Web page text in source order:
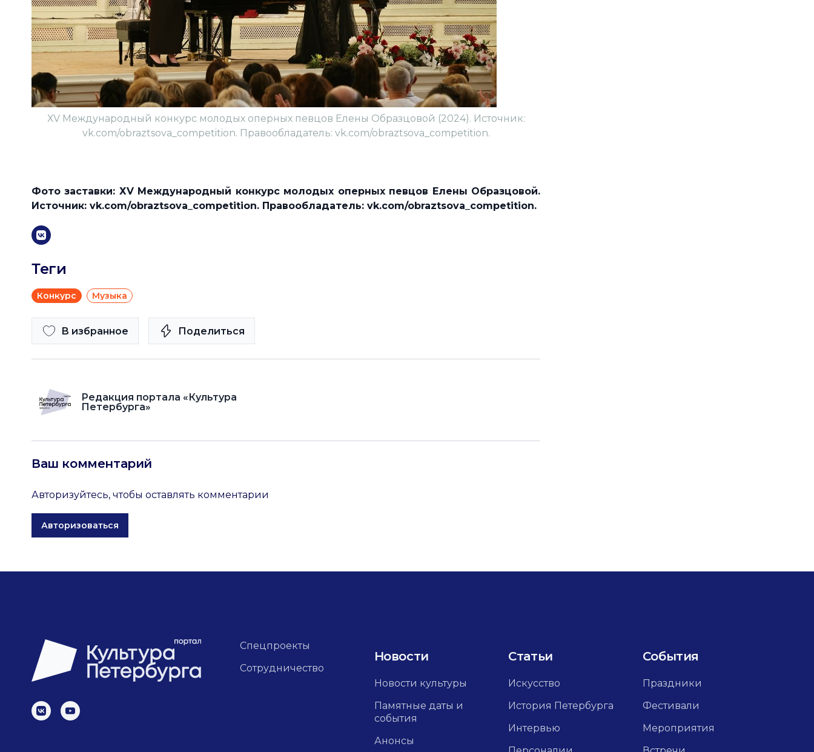
ХV Международный конкурс молодых оперных певцов Елены Образцовой (2024). Источник:
vk.com/obraztsova_competition. Правообладатель: vk.com/obraztsova_competition.
Фото заставки: ХV Международный конкурс молодых оперных певцов Елены Образцовой.
Источник: vk.com/obraztsova_competition. Правообладатель: vk.com/obraztsova_competition.
Теги
Конкурс Музыка
В избранное Поделиться
Редакция портала «Культура
Петербурга»
Ваш комментарий
Авторизуйтесь, чтобы оставлять комментарии
Авторизоваться
Спецпроекты
Сотрудничество
Новости
Новости культуры
Памятные даты и
события
Анонсы
Статьи
Искусство
История Петербурга
Интервью
События
Праздники
Фестивали
Мероприятия